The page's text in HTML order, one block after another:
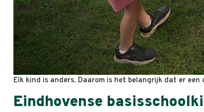
Elk kind is anders. Daarom is het belangrijk dat er
Eindhovense